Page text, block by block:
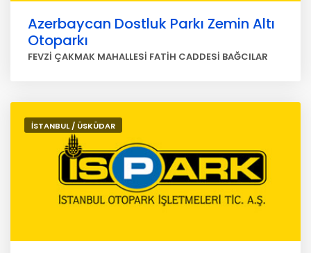
Azerbaycan Dostluk Parkı Zemin Altı
Otoparkı
FEVZİ ÇAKMAK MAHALLESİ FATİH CADDESİ BAĞCILAR
İSTANBUL / ÜSKÜDAR